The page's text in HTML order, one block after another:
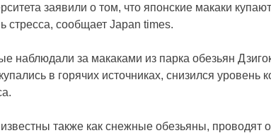
заявили о том, что японские макаки
стресса, сообщает Japan times.
наблюдали за макаками из парка обезьян
в горячих источниках, снизился уровень
также как снежные обезьяны, проводят